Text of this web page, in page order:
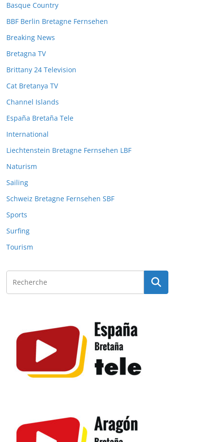
Basque Country
BBF Berlin Bretagne Fernsehen
Breaking News
Bretagna TV
Brittany 24 Television
Cat Bretanya TV
Channel Islands
España Bretaña Tele
International
Liechtenstein Bretagne Fernsehen LBF
Naturism
Sailing
Schweiz Bretagne Fernsehen SBF
Sports
Surfing
Tourism